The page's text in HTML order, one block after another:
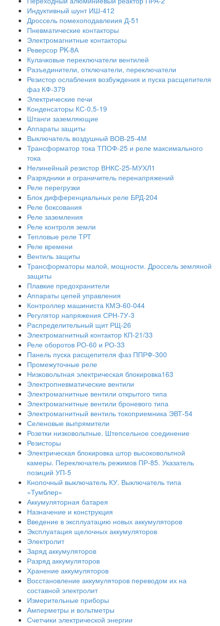
Индуктивный шунт ИШ-412
Дроссель помехоподавлеиия Д-51
Пневматические контакторы
Электромагнитные контакторы
Реверсор PK-8А
Кулачковые переключатели вентилей
Разъединители, отключатели, переключатели
Резистор ослабления возбуждения и пуска расщепителя
фаз КФ-379
Электрические печи
Конденсаторы КС-0,5-19
Штанги заземляющие
Аппараты защиты
Выключатель воздушный ВОВ-25-4М
Трансформатор тока ТПОФ-25 и реле максимального
тока
Нелинейный резистор ВНКС-25-МУХЛ1
Разрядники и ограничитель перенапряжений
Реле перегрузки
Блок дифференциальных реле БРД-204
Реле боксования
Реле заземления
Реле контроля земли
Тепловые реле ТРТ
Реле времени
Вентиль защиты
Трансформаторы малой, мощности. Дроссель земляной
защиты
Плавкие предохранители
Аппараты цепей управления
Контроллер машиниста КМЭ-60-044
Регулятор напряжения СРН-7У-3
Распределительный щит РЩ-26
Электромагнитный контактор КП-21/33
Реле оборотов РО-60 и РО-33
Панель пуска расщепителя фаз ППРФ-300
Промежуточные реле
Низковольтная электрическая блокировка163
Электропневматические вентили
Электромагнитные вентили открытого типа
Электромагнитные вентили броневого типа
Электромагнитный вентиль токоприемника ЭВТ-54
Селеновые выпрямители
Розетки низковольтные. Штепсельное соединение
Резисторы
Электрическая блокировка штор высоковольтной
камеры. Переключатель режимов ПР-85. Указатель
позиций УП-5
Кнопочный выключатель КУ. Выключатель типа
«Тумблер»
Аккумуляторная батарея
Назначение и конструкция
Введение в эксплуатацию новых аккумуляторов
Эксплуатация щелочных аккумуляторов
Электролит
Заряд аккумуляторов
Разряд аккумуляторов
Хранение аккумуляторов
Восстановление аккумуляторов переводом их на
составной электролит
Измерительные приборы
Амперметры и вольтметры
Счетчики электрической энергии